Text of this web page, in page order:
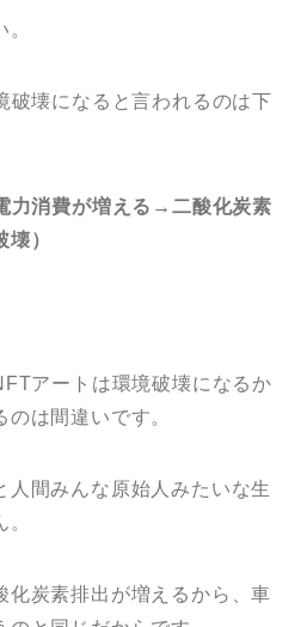
破壊になると言われるのは下
力消費が増える→二酸化炭素
）
アートは環境破壊になるか
は間違いです。
人間みんな原始人みたいな生
化炭素排出が増えるから、車